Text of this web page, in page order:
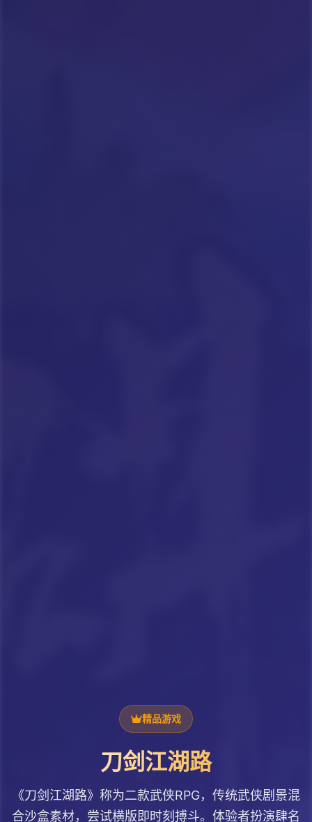
精品游戏
刀剑江湖路
《刀剑江湖路》称为二款武侠RPG，传统武侠剧景混
合沙盒素材，尝试横版即时刻搏斗。体验者扮演肆名